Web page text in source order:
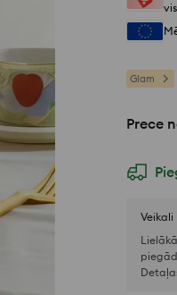
Glam
Prece
Veikali